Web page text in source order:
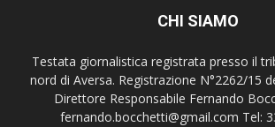
CHI SIAMO
Testata giornalistica registrata presso il
nord di Aversa. Registrazione N°2262/15
Direttore Responsabile Fernando
fernando.bocchetti@gmail.com Tel: